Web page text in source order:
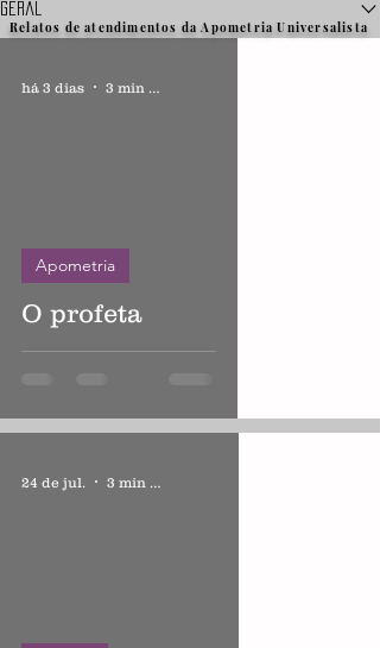
Geral
O profeta
Apometria
há 3 dias
24 de jul.
Relatos de atendimentos da Apometria Universalista